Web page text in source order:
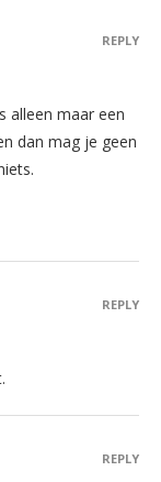
alleen maar een
dan mag je geen
REPLY
REPLY
REPLY